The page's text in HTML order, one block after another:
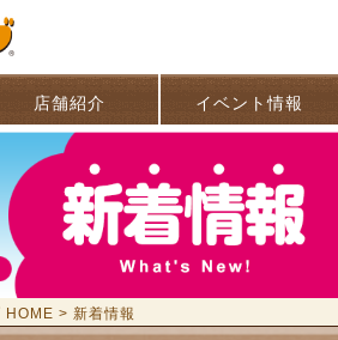
店舗紹介 イベント情報
HOME > 新着情報